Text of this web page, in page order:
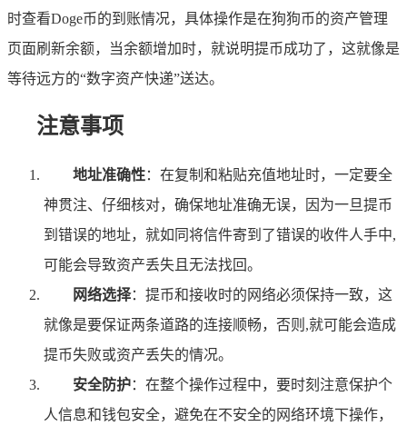
时查看Doge币的到账情况，具体操作是在狗狗币的资产管理
页面刷新余额，当余额增加时，就说明提币成功了，这就像是
等待远方的“数字资产快递”送达。
注意事项
地址准确性：在复制和粘贴充值地址时，一定要全
神贯注、仔细核对，确保地址准确无误，因为一旦提币
到错误的地址，就如同将信件寄到了错误的收件人手中,
可能会导致资产丢失且无法找回。
网络选择：提币和接收时的网络必须保持一致，这
就像是要保证两条道路的连接顺畅，否则,就可能会造成
提币失败或资产丢失的情况。
安全防护：在整个操作过程中，要时刻注意保护个
人信息和钱包安全，避免在不安全的网络环境下操作，